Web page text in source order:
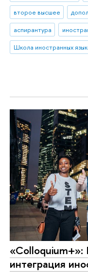
второе высшее
аспирантура
Школа иностранных
интеграция